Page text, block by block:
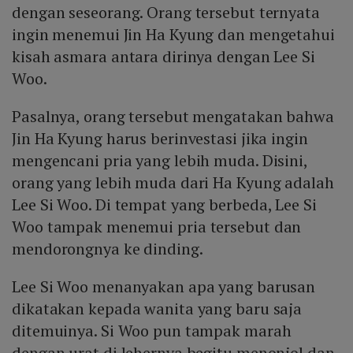
dengan seseorang. Orang tersebut ternyata
ingin menemui Jin Ha Kyung dan mengetahui
kisah asmara antara dirinya dengan Lee Si
Woo.
Pasalnya, orang tersebut mengatakan bahwa
Jin Ha Kyung harus berinvestasi jika ingin
mengencani pria yang lebih muda. Disini,
orang yang lebih muda dari Ha Kyung adalah
Lee Si Woo. Di tempat yang berbeda, Lee Si
Woo tampak menemui pria tersebut dan
mendorongnya ke dinding.
Lee Si Woo menanyakan apa yang barusan
dikatakan kepada wanita yang baru saja
ditemuinya. Si Woo pun tampak marah